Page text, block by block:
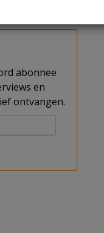
abonnee
en
ontvangen.